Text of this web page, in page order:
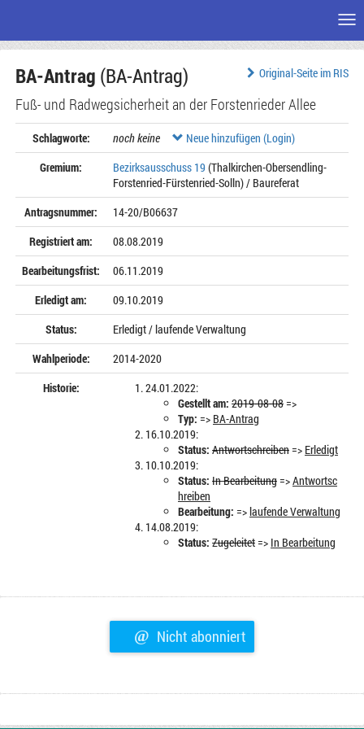
Seiteninhalt
Original-Seite im RIS
BA-Antrag (BA-Antrag)
Fuß- und Radwegsicherheit an der Forstenrieder Allee
Schlagworte: noch keine
Neue hinzufügen (Login)
Gremium:
Bezirksausschuss 19 (Thalkirchen-Obersendling-
Forstenried-Fürstenried-Solln) / Baureferat
Antragsnummer:
14-20/B06637
Registriert am:
08.08.2019
Bearbeitungsfrist:
06.11.2019
Erledigt am:
09.10.2019
Status:
Erledigt / laufende Verwaltung
Wahlperiode:
2014-2020
Historie:
24.01.2022:
Gestellt am: 2019-08-08=>
Typ: => BA-Antrag
16.10.2019:
Status: Antwortschreiben=> Erledigt
10.10.2019:
Status: In Bearbeitung=>Antwortsc
hreiben
Bearbeitung: =>laufende Verwaltung
14.08.2019:
Status: Zugeleitet=> In Bearbeitung
@ Nicht abonniert